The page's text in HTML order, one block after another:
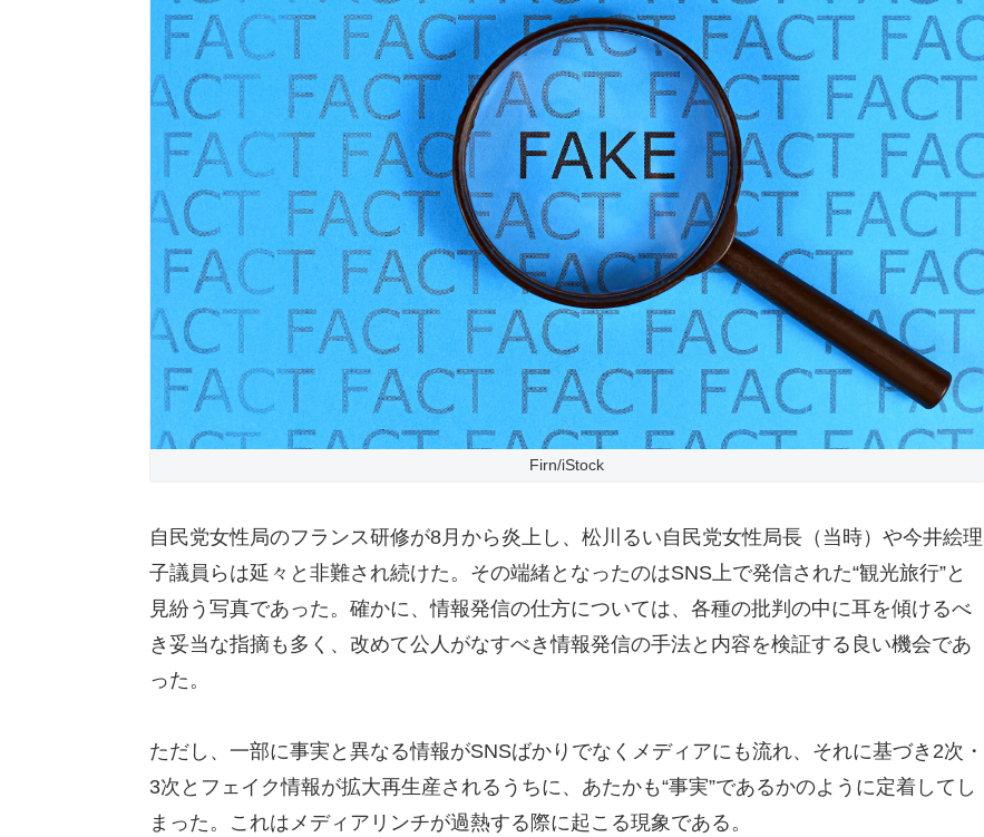
Firn/iStock
自民党女性局のフランス研修が8月から炎上し、松川るい自民党女性局長（当時）や今井絵理
子議員らは延々と非難され続けた。その端緒となったのはSNS上で発信された“観光旅行”と
見紛う写真であった。確かに、情報発信の仕方については、各種の批判の中に耳を傾けるべ
き妥当な指摘も多く、改めて公人がなすべき情報発信の手法と内容を検証する良い機会であ
った。
ただし、一部に事実と異なる情報がSNSばかりでなくメディアにも流れ、それに基づき2次・
3次とフェイク情報が拡大再生産されるうちに、あたかも“事実”であるかのように定着してし
まった。これはメディアリンチが過熱する際に起こる現象である。